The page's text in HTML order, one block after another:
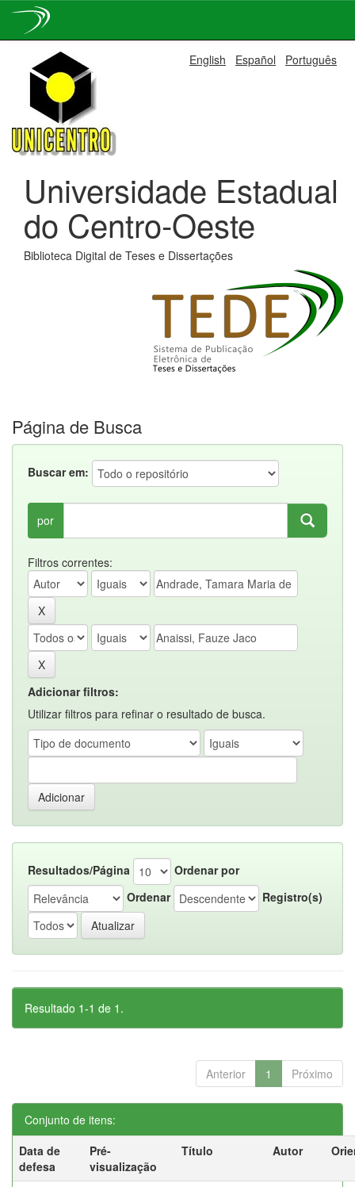
navigation
English Español Português
Universidade Estadual
do Centro-Oeste
Biblioteca Digital de Teses e Dissertações
Página de Busca
Buscar em:
por
Filtros correntes:
Adicionar filtros:
Utilizar filtros para refinar o resultado de busca.
Resultados/Página
Ordenar por
Ordenar
Registro(s)
Resultado 1-1 de 1.
Anterior 1 Próximo
Conjunto de itens:
Data de
defesa
Pré-
visualização
Título Autor